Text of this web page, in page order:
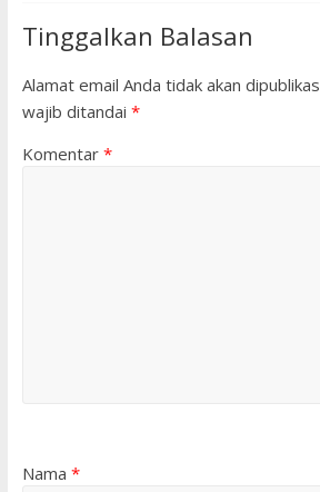
Tinggalkan Balasan
Alamat email Anda tidak akan
wajib ditandai *
Komentar *
Nama *